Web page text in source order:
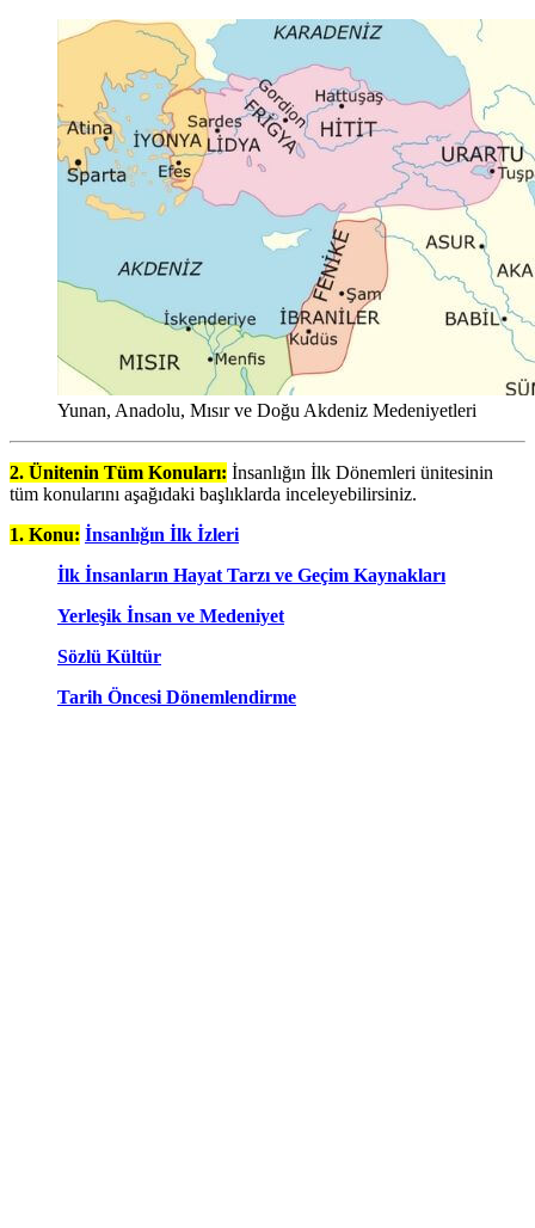
Yunan, Anadolu, Mısır ve Doğu Akdeniz Medeniyetleri
2. Ünitenin Tüm Konuları: İnsanlığın İlk Dönemleri ünitesinin
tüm konularını aşağıdaki başlıklarda inceleyebilirsiniz.
1. Konu: İnsanlığın İlk İzleri
İlk İnsanların Hayat Tarzı ve Geçim Kaynakları
Yerleşik İnsan ve Medeniyet
Sözlü Kültür
Tarih Öncesi Dönemlendirme